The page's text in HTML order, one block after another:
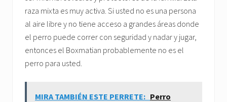
raza mixta es muy activa. Si usted no es una persona
al aire libre y no tiene acceso a grandes áreas donde
el perro puede correr con seguridad y nadar y jugar,
entonces el Boxmatian probablemente no es el
perro para usted.
MIRA TAMBIÉN ESTE PERRETE: Perro